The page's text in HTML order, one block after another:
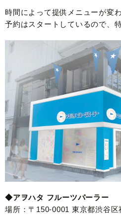
時間によって提供メニューが変
予約はスタートしているので、
◆アヲハタ フルーツパーラー
場所：〒150-0001 東京都渋谷